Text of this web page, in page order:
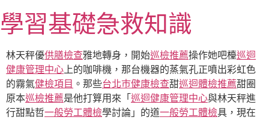
至
主
要
內
容
學習基礎急救知識
林天秤優供膳檢查雅地轉身，開始巡檢推薦操作她吧檯巡迴
健康管理中心上的咖啡機，那台機器的蒸氣孔正噴出彩虹色
的霧氣健檢項目 。那些台北巿健康檢查甜巡迴體檢推薦甜圈
原本巡檢推薦是他打算用來「 巡迴健康管理中心與林天秤進
行甜點哲一般勞工體檢學討論」的道一般勞工體檢具，現在